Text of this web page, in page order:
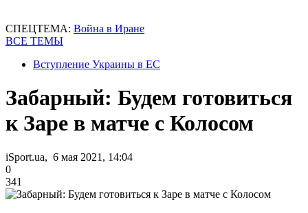
СПЕЦТЕМА: Война в Иране
ВСЕ ТЕМЫ
Вступление Украины в ЕС
Забарный: Будем готовиться
к Заре в матче с Колосом
iSport.ua, 6 мая 2021, 14:04
0
341